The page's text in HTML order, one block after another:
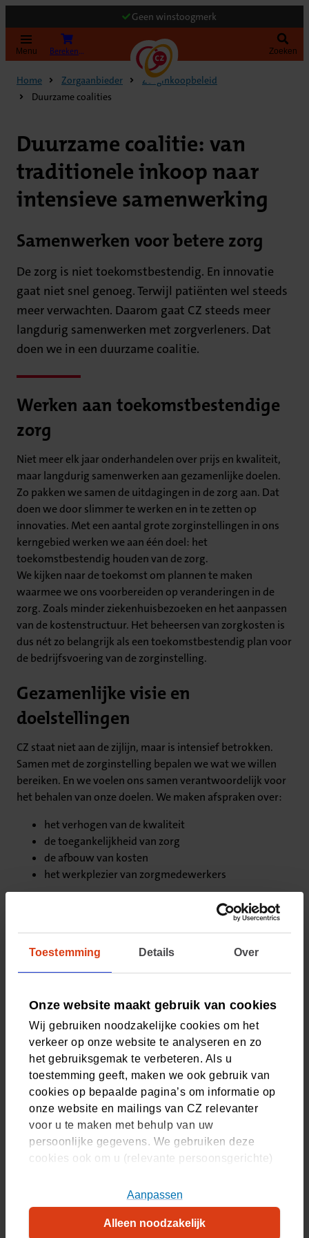
Toestemming Details Over
Onze website maakt gebruik van cookies
Wij gebruiken noodzakelijke cookies om het
verkeer op onze website te analyseren en zo
het gebruiksgemak te verbeteren. Als u
toestemming geeft, maken we ook gebruik van
cookies op bepaalde pagina’s om informatie op
onze website en mailings van CZ relevanter
voor u te maken met behulp van uw
persoonlijke gegevens. We gebruiken deze
cookies ook om u (relevante persoonsgerichte)
U kunt akkoord gaan met het plaatsen van alle
cookies, alleen noodzakelijke cookies, of uw
cookie-instellingen zelf aanpassen. Meer
Aanpassen
Alleen noodzakelijk
Geen winstoogmerk
Menu Bereken uw premie Zoeken
Home Zorgaanbieder
Zorginkoopbeleid
Duurzame coalities
Duurzame coalitie: van
traditionele inkoop naar
intensieve samenwerking
Samenwerken voor betere zorg
De zorg is niet toekomstbestendig. En innovatie
gaat niet snel genoeg. Terwijl patiënten wel steeds
meer verwachten. Daarom gaat CZ steeds meer
langdurig samenwerken met zorgverleners. Dat
doen we in een duurzame coalitie.
Werken aan toekomstbestendige
zorg
Niet meer elk jaar onderhandelen over prijs en kwaliteit,
maar langdurig samenwerken aan gezamenlijke doelen.
Zo pakken we samen de uitdagingen in de zorg aan. Dat
doen we door slimmer te werken en in te zetten op
innovaties. Met een aantal grote zorginstellingen in ons
kerngebied werken we aan één doel: het
toekomstbestendig houden van de zorg.
We kijken naar de toekomst om plannen te maken
waarmee we ons voorbereiden op veranderingen in de
zorg. Zoals minder ziekenhuisbezoeken en het aanpassen
van de kostenstructuur. Het beheersen van zorgkosten is
dus nét zo belangrijk als een toekomstbestendig plan voor
de bedrijfsvoering van de zorginstelling.
Gezamenlijke visie en
doelstellingen
CZ staat niet aan de zijlijn, maar is intensief betrokken.
Samen met de zorginstelling bepalen we wat we willen
bereiken. En we voelen ons samen verantwoordelijk voor
het behalen van onze doelen. We maken afspraken over:
het verhogen van de kwaliteit
de toegankelijkheid van zorg
de afbouw van kosten
het werkplezier van zorgmedewerkers
We werken samen en delen kennis. Zo realiseren we
positieve veranderingen in zowel behandel- als
bedrijfsprocessen. Met als doel bij te dragen aan een
vervolgens ook ergens anders worden ingezet.
Ontdek hoe we samenwerken in een duurzame coalitie
Deze aanpak levert écht iets op
Met het Zuyderland Ziekenhuis hebben we in korte tijd al
mooie resultaten behaald. Maag-, darm- en leverpatiënten
kunnen met de MijnIBDcoach digitaal in contact blijven
met hun arts. Het gebruik van de online coach heeft het
aantal ziekenhuisopnames gehalveerd.
Gezamenlijk sturen op maximale